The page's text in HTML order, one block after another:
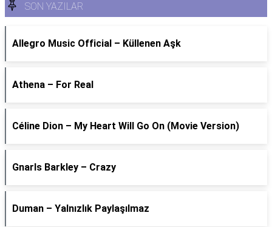
SON YAZILAR
Allegro Music Official – Küllenen Aşk
Athena – For Real
Céline Dion – My Heart Will Go On (Movie Version)
Gnarls Barkley – Crazy
Duman – Yalnızlık Paylaşılmaz